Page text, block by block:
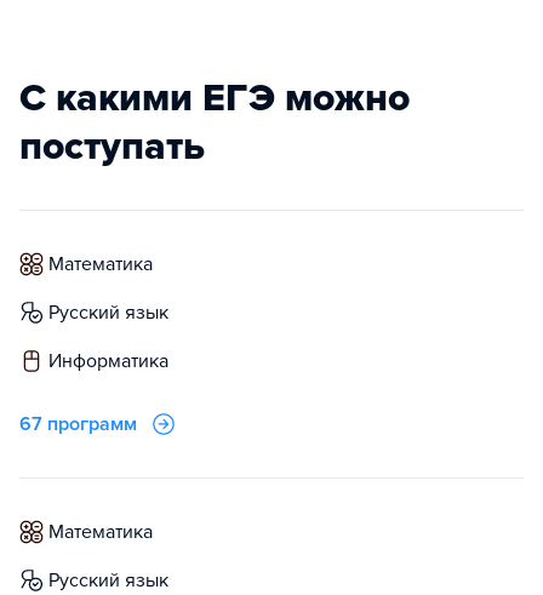
С какими ЕГЭ можно
поступать
математика
русский язык
информатика
67 программ
математика
русский язык